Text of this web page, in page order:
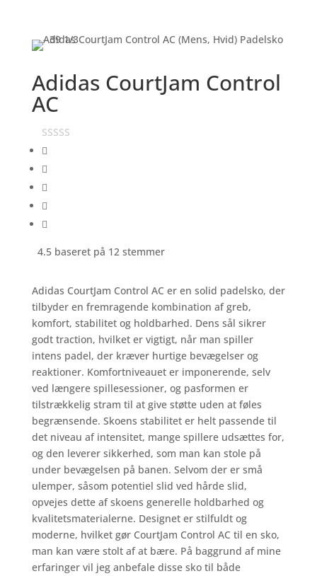
Adidas CourtJam Control
AC
4.5 baseret på 12 stemmer
Adidas CourtJam Control AC er en solid padelsko, der
tilbyder en fremragende kombination af greb,
komfort, stabilitet og holdbarhed. Dens sål sikrer
godt traction, hvilket er vigtigt, når man spiller
intens padel, der kræver hurtige bevægelser og
reaktioner. Komfortniveauet er imponerende, selv
ved længere spillesessioner, og pasformen er
tilstrækkelig stram til at give støtte uden at føles
begrænsende. Skoens stabilitet er helt passende til
det niveau af intensitet, mange spillere udsættes for,
og den leverer sikkerhed, som man kan stole på
under bevægelsen på banen. Selvom der er små
ulemper, såsom potentiel slid ved hårde slid,
opvejes dette af skoens generelle holdbarhed og
kvalitetsmaterialerne. Designet er stilfuldt og
moderne, hvilket gør CourtJam Control AC til en sko,
man kan være stolt af at bære. På baggrund af mine
erfaringer vil jeg anbefale disse sko til både